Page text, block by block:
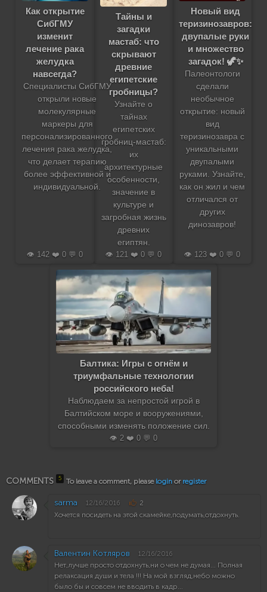
Как открытие
СибГМУ
изменит
лечение рака
желудка
навсегда?
Специалисты СибГМУ
открыли новые
молекулярные
маркеры для
персонализированного
лечения рака желудка,
что делает терапию
более эффективной и
индивидуальной.
👁️ 142 ❤️ 0 💬 0
Тайны и
загадки
мастаб: что
скрывают
древние
египетские
гробницы?
Узнайте о
тайнах
египетских
гробниц-мастаб:
их
архитектурные
особенности,
значение в
культуре и
загробная жизнь
древних
египтян.
👁️ 121 ❤️ 0 💬 0
Новый вид
теризинозавров:
двупалые руки
и множество
загадок! 🦖✨
Палеонтологи
сделали
необычное
открытие: новый
вид
теризинозавра с
уникальными
двупалыми
руками. Узнайте,
как он жил и чем
отличался от
других
динозавров!
👁️ 123 ❤️ 0 💬 0
Балтика: Игры с огнём и
триумфальные технологии
российского неба!
Наблюдаем за непростой игрой в
Балтийском море и вооружениями,
способными изменять положение сил.
👁️ 2 ❤️ 0 💬 0
COMMENTS 5 To leave a comment, please login or register
sarma 12/16/2016 2
Хочется посидеть на этой скамейке,подумать,отдохнуть.
Валентин Котляров 12/16/2016
Нет,лучше просто отдохнуть,ни о чем не думая... Полная
релаксация души и тела !!! На мой взгляд,небо можно
было бы и совсем не вводить в кадр...